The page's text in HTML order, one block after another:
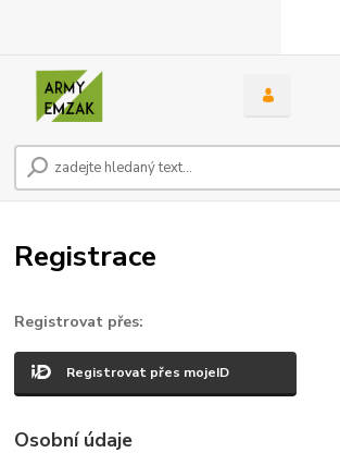
Registrace
Registrovat přes:
Registrovat přes mojeID
Osobní údaje